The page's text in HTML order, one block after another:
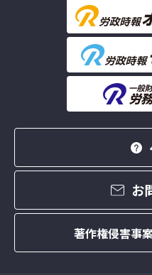
お
著作権侵害事